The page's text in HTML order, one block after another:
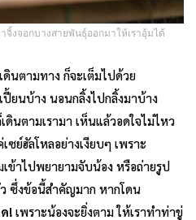
จิ้งจอกบางสายพันธุ์ออกมาให้เราอุ้มได้
นตามทาง ก็จะเต็มไปด้วย
ยนบ้าง นอนกลิ้งไปกลิ้งมาบ้าง
ดินตามเรามา เห็นแล้วอดใจไม่ไหว
ย์ฮัลโหลอย่างเงียบๆ เพราะ
ข้าไปพยายามจับน้อง หรือถ่ายรูป
ซึ่งข้อนี้สำคัญมาก หากโดน
! เพราะน้องจะยิ่งตาม ให้เราทำท่าขู่